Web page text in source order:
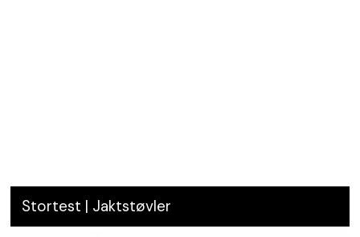
Stortest | Jaktstøvler